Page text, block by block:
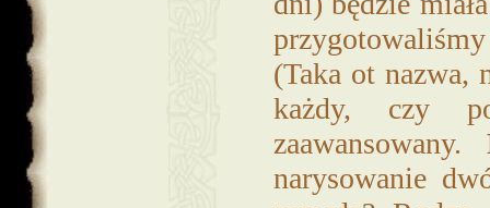
(Taka ot nazwa,
każdy, czy
zaawansowany.
narysowanie